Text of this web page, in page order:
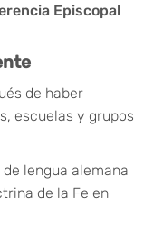
Episcopal
de haber
escuelas y grupos
lengua alemana
de la Fe en